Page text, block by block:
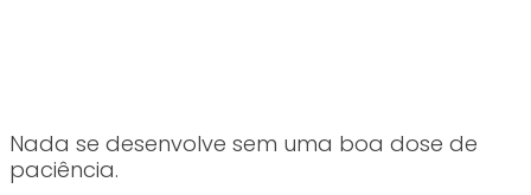
Nada se desenvolve sem uma boa dose de
paciência.